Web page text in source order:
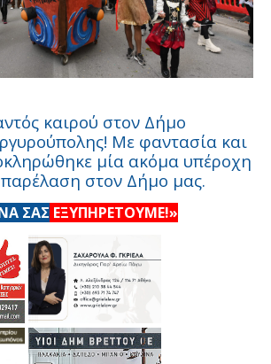
καιρού στον Δήμο
Με φαντασία και
μία ακόμα υπέροχη
στον Δήμο μας.
ΣΑΣ ΕΞΥΠΗΡΕΤΟΥΜΕ!»